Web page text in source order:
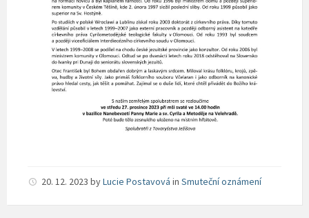
20. 12. 2023 byLucie Postavová in Smuteční oznámení